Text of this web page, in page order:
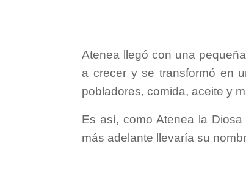
Atenea llegó con una
a crecer y se transformó en
pobladores, comida, aceite y
Es así, como Atenea la
más adelante llevaría su